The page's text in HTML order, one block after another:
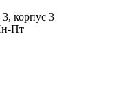
корпус 3
Пт